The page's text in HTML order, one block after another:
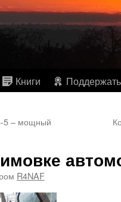
Книги Поддержать
5 – мощный
R4NAF